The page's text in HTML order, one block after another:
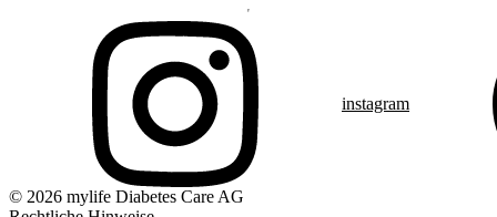
instagram
© 2026 mylife Diabetes Care AG